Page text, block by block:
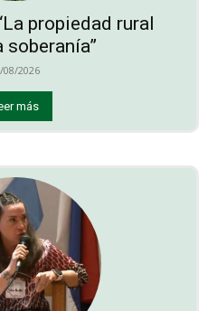
propiedad rural
soberanía”
08/2026
más